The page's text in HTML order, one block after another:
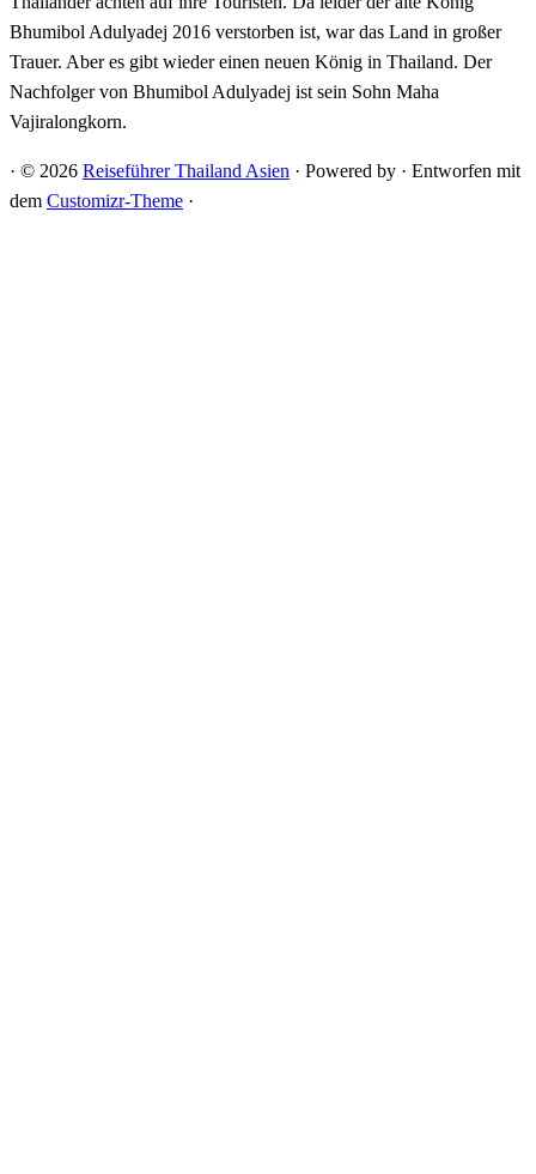
Bhumibol Adulyadej 2016 verstorben ist, war das Land in großer
Trauer. Aber es gibt wieder einen neuen König in Thailand. Der
Nachfolger von Bhumibol Adulyadej ist sein Sohn Maha
Vajiralongkorn.
· © 2026 Reiseführer Thailand Asien · Powered by · Entworfen mit
dem Customizr-Theme ·